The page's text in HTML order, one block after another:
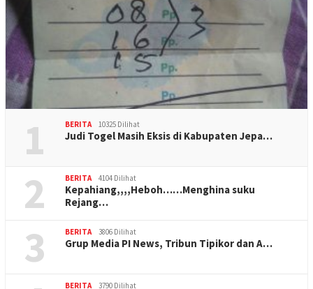
1 BERITA 10325 Dilihat
Judi Togel Masih Eksis di Kabupaten Jepa…
2 BERITA 4104 Dilihat
Kepahiang,,,,Heboh……Menghina suku
Rejang…
3 BERITA 3806 Dilihat
Grup Media PI News, Tribun Tipikor dan A…
BERITA 3790 Dilihat